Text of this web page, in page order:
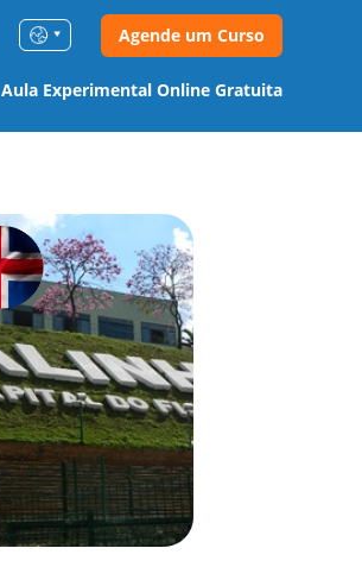
Aula Experimental Online Gratuita
Agende um Curso